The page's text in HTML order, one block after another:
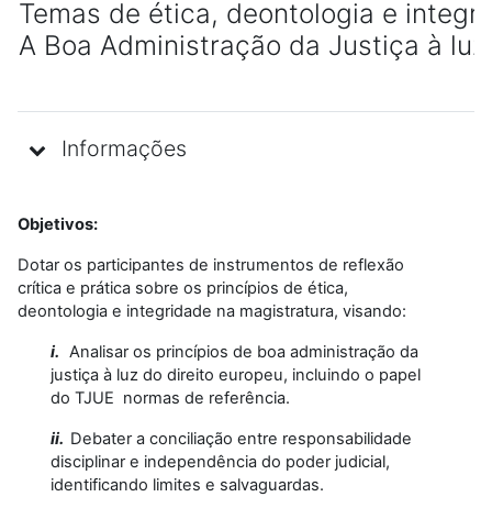
Temas de ética, deontologia e
A Boa Administração da Justiça à
Informações
Objetivos:
Dotar os participantes de instrumentos de reflexão
crítica e prática sobre os princípios de ética,
deontologia e integridade na magistratura, visando:
i. Analisar os princípios de boa administração da
justiça à luz do direito europeu, incluindo o papel
do TJUE normas de referência.
ii. Debater a conciliação entre responsabilidade
disciplinar e independência do poder judicial,
identificando limites e salvaguardas.